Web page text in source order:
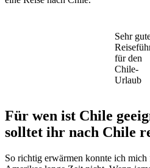
Sehr
für den
Chile-
Urlaub
Für wen ist Chile
solltet ihr nach Chile
So richtig erwärmen konnte ich